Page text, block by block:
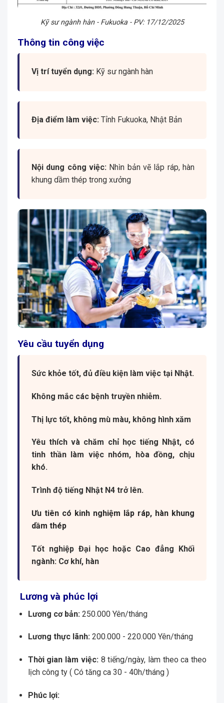
Kỹ sư ngành hàn - Fukuoka - PV: 17/12/2025
Thông tin công việc
Vị trí tuyển dụng: Kỹ sư ngành hàn
Địa điểm làm việc: Tỉnh Fukuoka, Nhật Bản
Nội dung công việc: Nhìn bản vẽ lắp ráp, hàn
khung dầm thép trong xưởng
Yêu cầu tuyển dụng
Sức khỏe tốt, đủ điều kiện làm việc tại Nhật.
Không mắc các bệnh truyền nhiễm.
Thị lực tốt, không mù màu, không hình xăm
Yêu thích và chăm chỉ học tiếng Nhật, có
tinh thần làm việc nhóm, hòa đồng, chịu
khó.
Trình độ tiếng Nhật N4 trở lên.
Ưu tiên có kinh nghiệm lắp ráp, hàn khung
dầm thép
Tốt nghiệp Đại học hoặc Cao đẳng Khối
ngành: Cơ khí, hàn
Lương và phúc lợi
Lương cơ bản: 250.000 Yên/tháng
Lương thực lãnh: 200.000 - 220.000 Yên/tháng
Thời gian làm việc:8 tiếng/ngày, làm theo ca theo
lịch công ty ( Có tăng ca 30 - 40h/tháng )
Phúc lợi: